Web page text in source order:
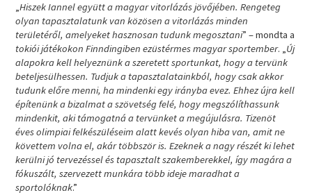
„Hiszek Iannel együtt a magyar vitorlázás jövőjében. Rengeteg
olyan tapasztalatunk van közösen a vitorlázás minden
területéről, amelyeket hasznosan tudunk megosztani” – mondta a
tokiói játékokon Finndingiben ezüstérmes magyar sportember. „Új
alapokra kell helyeznünk a szeretett sportunkat, hogy a tervünk
beteljesülhessen. Tudjuk a tapasztalatainkból, hogy csak akkor
tudunk előre menni, ha mindenki egy irányba evez. Ehhez újra kell
építenünk a bizalmat a szövetség felé, hogy megszólíthassunk
mindenkit, aki támogatná a tervünket a megújulásra. Tizenöt
éves olimpiai felkészüléseim alatt kevés olyan hiba van, amit ne
követtem volna el, akár többször is. Ezeknek a nagy részét ki lehet
kerülni jó tervezéssel és tapasztalt szakemberekkel, így magára a
fókuszált, szervezett munkára több ideje maradhat a
sportolóknak.”